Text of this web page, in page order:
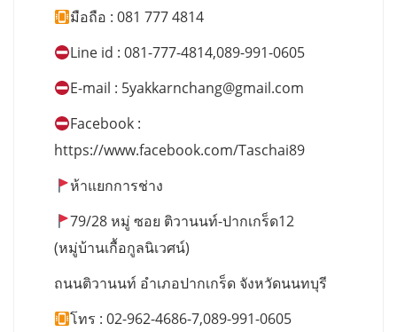
มือถือ : 081 777 4814
Line id : 081-777-4814,089-991-0605
E-mail : 5yakkarnchang@gmail.com
Facebook :
https://www.facebook.com/Taschai89
ห้าแยกการช่าง
79/28 หมู่ ซอย ติวานนท์-ปากเกร็ด12
(หมู่บ้านเกื้อกูลนิเวศน์)
ถนนติวานนท์ อำเภอปากเกร็ด จังหวัดนนทบุรี
โทร : 02-962-4686-7,089-991-0605